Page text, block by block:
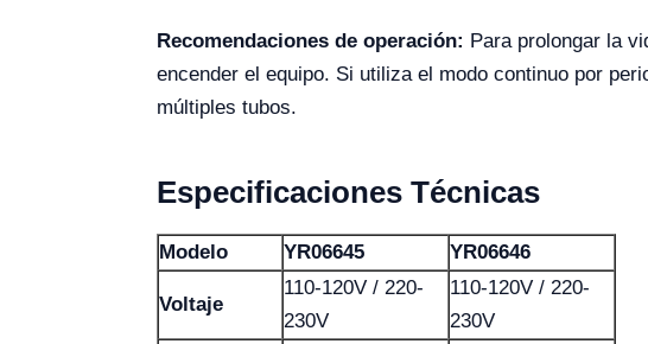
Recomendaciones de operación: Para prolongar la
encender el equipo. Si utiliza el modo continuo por
múltiples tubos.
Especificaciones Técnicas
Modelo YR06645 YR06646
Voltaje
110-120V / 220-
230V
110-120V / 220-
230V